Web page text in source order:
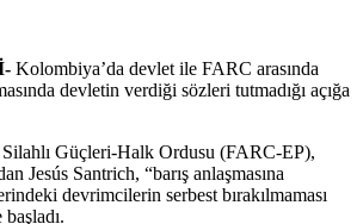
Kolombiya’da devlet ile FARC arasında
devletin verdiği sözleri tutmadığı açığa
Güçleri-Halk Ordusu (FARC-EP),
Jesús Santrich, “barış anlaşmasına
devrimcilerin serbest bırakılmaması